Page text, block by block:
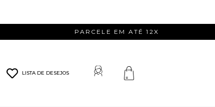
PARCELE EM ATÉ 12X
LISTA DE DESEJOS